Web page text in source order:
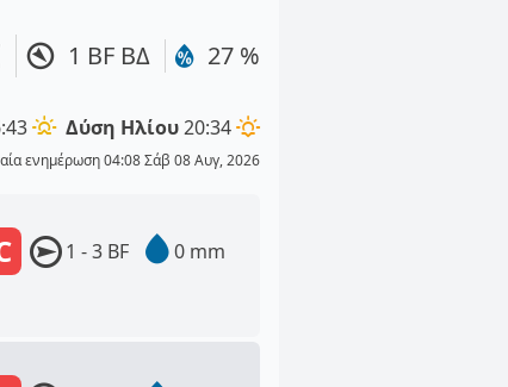
1 BF ΒΔ 27 %
Δύση Ηλίου20:34
ενημέρωση 04:08 Σάβ 08 Αυγ, 2026
1 - 3 BF 0 mm